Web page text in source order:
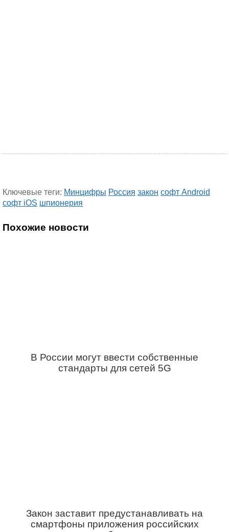
Ключевые теги: Минцифры Россия закон софт Android
софт iOS шпионерия
Похожие новости
В России могут ввести собственные
стандарты для сетей 5G
Закон заставит предустанавливать на
смартфоны приложения российских